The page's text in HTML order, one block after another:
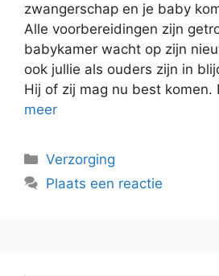
zwangerschap en je baby
Alle voorbereidingen zijn
babykamer wacht op zijn
ook jullie als ouders zijn in
Hij of zij mag nu best komen.
meer
Categorieën
Verzorging
Plaats een reactie